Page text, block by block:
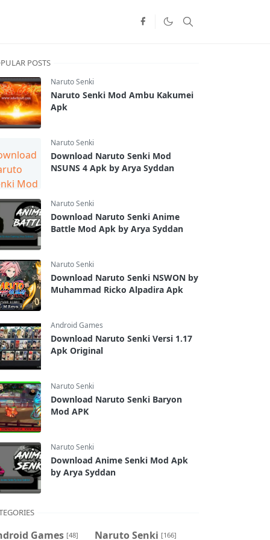
POSTS
Naruto Senki
Naruto Senki Mod Ambu Kakumei
Apk
Naruto Senki
Download Naruto Senki Mod
NSUNS 4 Apk by Arya Syddan
Naruto Senki
Download Naruto Senki Anime
Battle Mod Apk by Arya Syddan
Naruto Senki
Download Naruto Senki NSWON by
Muhammad Ricko Alpadira Apk
Android Games
Download Naruto Senki Versi 1.17
Apk Original
Naruto Senki
Download Naruto Senki Baryon
Mod APK
Naruto Senki
Download Anime Senki Mod Apk
by Arya Syddan
Games [48] Naruto Senki [166]